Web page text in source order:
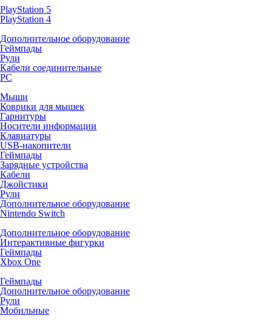
PlayStation 5
PlayStation 4
Дополнительное оборудование
Геймпады
Рули
Кабели соединительные
PC
Мыши
Коврики для мышек
Гарнитуры
Носители информации
Клавиатуры
USB-накопители
Геймпады
Зарядные устройства
Кабели
Джойстики
Рули
Дополнительное оборудование
Nintendo Switch
Дополнительное оборудование
Интерактивные фигурки
Геймпады
Xbox One
Геймпады
Дополнительное оборудование
Рули
Мобильные